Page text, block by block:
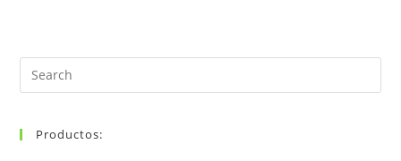
Search
for:
Productos: